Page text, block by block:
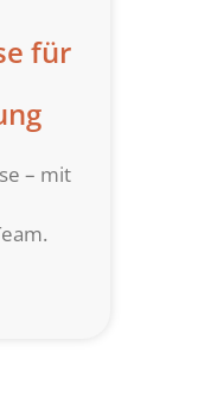
für
– mit